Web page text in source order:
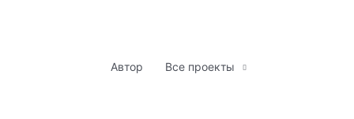
Автор Все проекты